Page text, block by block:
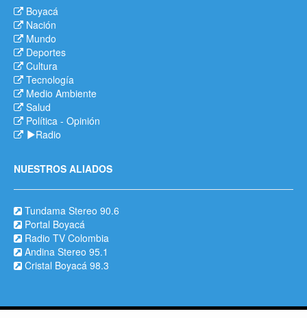
Boyacá
Nación
Mundo
Deportes
Cultura
Tecnología
Medio Ambiente
Salud
Política - Opinión
Radio
NUESTROS ALIADOS
Tundama Stereo 90.6
Portal Boyacá
Radio TV Colombia
Andina Stereo 95.1
Cristal Boyacá 98.3